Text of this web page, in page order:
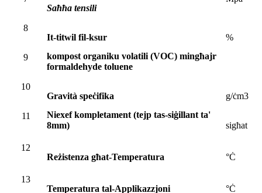
Saħħa tensili
8
It-titwil fil-ksur
%
9
kompost organiku volatili (VOC) mingħajr
formaldehyde toluene
10
Gravità speċifika
g/ċm3
11
Niexef kompletament (tejp tas-siġillant ta'
8mm)
sigħat
12
Reżistenza għat-Temperatura
°Ċ
13
Temperatura tal-Applikazzjoni
°Ċ